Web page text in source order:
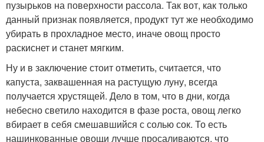
пузырьков на поверхности рассола. Так вот, как только
данный признак появляется, продукт тут же необходимо
убирать в прохладное место, иначе овощ просто
раскиснет и станет мягким.
Ну и в заключение стоит отметить, считается, что
капуста, заквашенная на растущую луну, всегда
получается хрустящей. Дело в том, что в дни, когда
небесно светило находится в фазе роста, овощ легко
вбирает в себя смешавшийся с солью сок. То есть
нашинкованные овощи лучше просаливаются, что